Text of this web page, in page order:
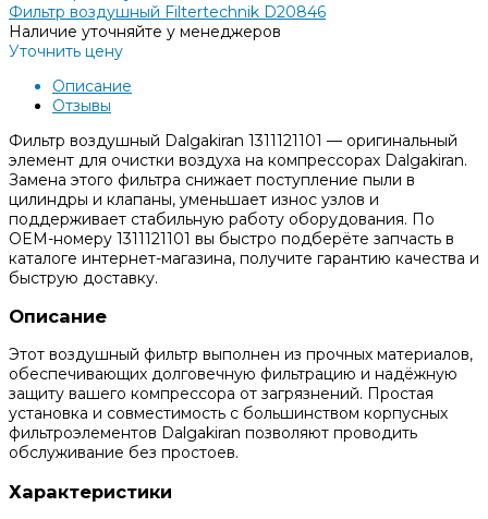
Фильтр воздушный Filtertechnik D20846
Наличие уточняйте у менеджеров
Уточнить цену
Описание
Отзывы
Фильтр воздушный Dalgakiran 1311121101 — оригинальный
элемент для очистки воздуха на компрессорах Dalgakiran.
Замена этого фильтра снижает поступление пыли в
цилиндры и клапаны, уменьшает износ узлов и
поддерживает стабильную работу оборудования. По
OEM-номеру 1311121101 вы быстро подберёте запчасть в
каталоге интернет-магазина, получите гарантию качества и
быструю доставку.
Описание
Этот воздушный фильтр выполнен из прочных материалов,
обеспечивающих долговечную фильтрацию и надёжную
защиту вашего компрессора от загрязнений. Простая
установка и совместимость с большинством корпусных
фильтроэлементов Dalgakiran позволяют проводить
обслуживание без простоев.
Характеристики